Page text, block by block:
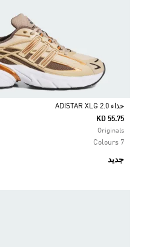
Selected
حذاء ADISTAR XLG 2.0
KD 55.75
Originals
7 Colours
جديد